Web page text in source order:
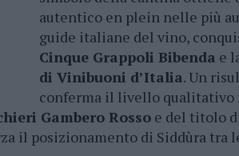
autentico en plein nelle più
guide italiane del vino,
Cinque Grappoli Bibenda e
di Vinibuoni d’Italia. Un
conferma il livello qualitativo
Gambero Rosso e del titolo
il posizionamento di Siddùra tra